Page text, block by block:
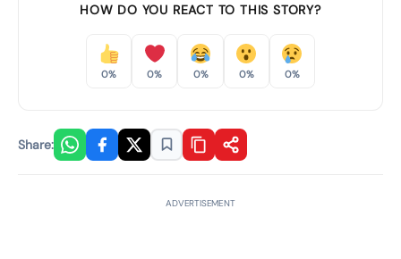
HOW DO YOU REACT TO THIS STORY?
0% 0% 0% 0% 0%
Share:
ADVERTISEMENT